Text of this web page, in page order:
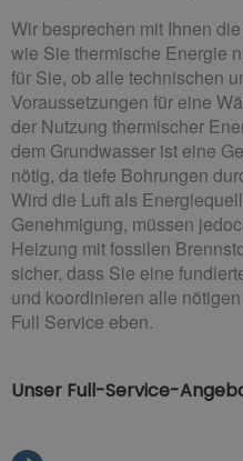
Wir besprechen mit Ihnen
wie Sie thermische Energie
für Sie, ob alle technischen
Voraussetzungen für eine
der Nutzung thermischer
dem Grundwasser ist eine
nötig, da tiefe Bohrungen
Wird die Luft als
Genehmigung, müssen
Heizung mit fossilen
sicher, dass Sie eine
und koordinieren alle
Full Service eben.
Unser Full-Service-